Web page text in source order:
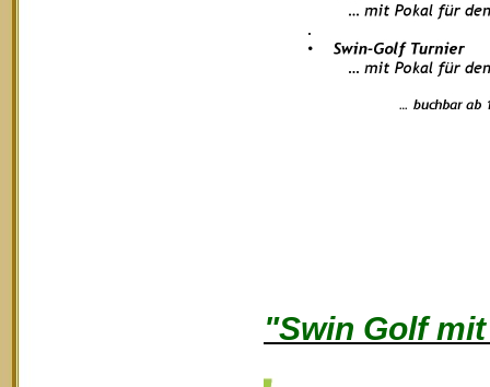
"Swin Golf